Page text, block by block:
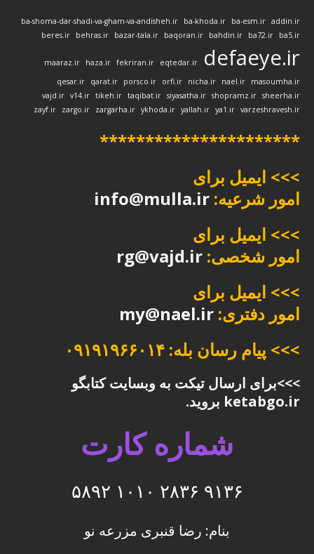
addin.ir
ba-esm.ir
ba-khoda.ir
ba-shoma-dar-shadi-va-gham-va-andisheh.ir
ba5.ir
ba72.ir
bahdin.ir
baqoran.ir
bazar-tala.ir
behras.ir
beres.ir
defaeye.ir
eqtedar.ir
fekriran.ir
haza.ir
maaraz.ir
masoumha.ir
nael.ir
nicha.ir
orfi.ir
porsco.ir
qarat.ir
qesar.ir
sheerha.ir
shopramz.ir
siyasatha.ir
taqibat.ir
tikeh.ir
v14.ir
vajd.ir
varzeshravesh.ir
ya1.ir
yallah.ir
ykhoda.ir
zargarha.ir
zargo.ir
zayf.ir
**********************
>>> ایمیل برای
امور شرعیه: info@mulla.ir
>>> ایمیل برای
امور شخصی: rg@vajd.ir
>>> ایمیل برای
امور دفتری: my@nael.ir
>>> پیام رسان بله: ۰۹۱۹۱۹۶۶۰۱۴
>>>برای ارسال تیکت به وبسایت کتابگو
ketabgo.ir بروید.
شماره کارت
۹۱۳۶ ۲۸۳۶ ۱۰۱۰ ۵۸۹۲
بنام: رضا قنبری مزرعه نو